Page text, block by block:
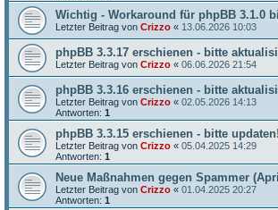
Wichtig - Workaround für phpBB 3.1.0
Letzter Beitrag von Crizzo « 13.06.2026 10:03
phpBB 3.3.17 erschienen - bitte
Letzter Beitrag von Crizzo « 06.06.2026 21:54
phpBB 3.3.16 erschienen - bitte
Letzter Beitrag von Crizzo « 02.05.2026 14:13
Antworten: 1
phpBB 3.3.15 erschienen - bitte updaten!
Letzter Beitrag von Crizzo « 05.04.2025 14:29
Antworten: 1
Neue Maßnahmen gegen Spammer
Letzter Beitrag von Crizzo « 01.04.2025 20:27
Antworten: 1